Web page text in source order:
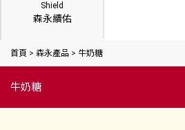
Shield
森永續佑
首頁 > 森永產品 > 牛奶糖
牛奶糖